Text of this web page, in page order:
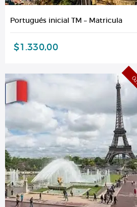
Portugués inicial TM – Matricula
$1.330,00